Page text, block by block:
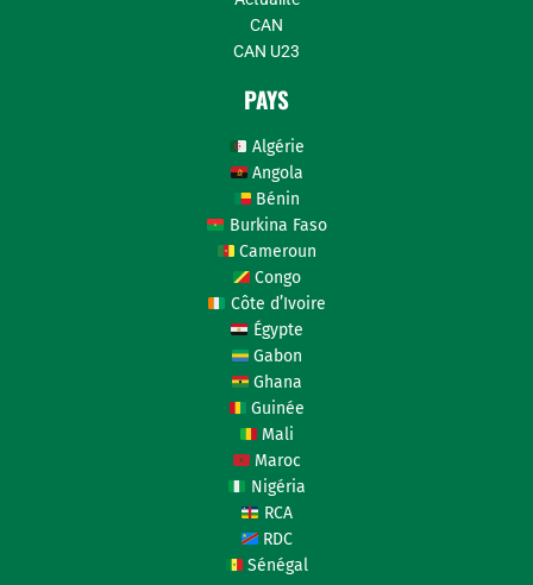
CAN
CAN U23
PAYS
Algérie
Angola
Bénin
Burkina Faso
Cameroun
Congo
Côte d’Ivoire
Égypte
Gabon
Ghana
Guinée
Mali
Maroc
Nigéria
RCA
RDC
Sénégal